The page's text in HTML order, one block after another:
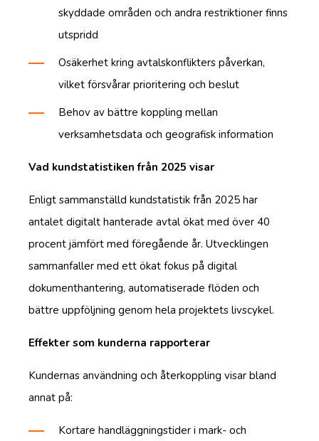
skyddade områden och andra restriktioner finns
utspridd
Osäkerhet kring avtalskonflikters påverkan,
vilket försvårar prioritering och beslut
Behov av bättre koppling mellan
verksamhetsdata och geografisk information
Vad kundstatistiken från 2025 visar
Enligt sammanställd kundstatistik från 2025 har
antalet digitalt hanterade avtal ökat med över 40
procent jämfört med föregående år. Utvecklingen
sammanfaller med ett ökat fokus på digital
dokumenthantering, automatiserade flöden och
bättre uppföljning genom hela projektets livscykel.
Effekter som kunderna rapporterar
Kundernas användning och återkoppling visar bland
annat på:
Kortare handläggningstider i mark- och